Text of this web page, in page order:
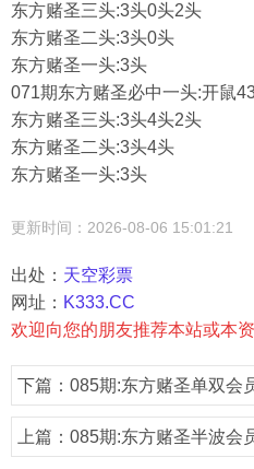
东方赌圣三头:3头0头2头
东方赌圣二头:3头0头
东方赌圣一头:3头
071期东方赌圣必中一头:开鼠
东方赌圣三头:3头4头2头
东方赌圣二头:3头4头
东方赌圣一头:3头
更新时间：2026-08-06 15:01:21
出处： 天空彩票
网址： K333.CC
欢迎向您的朋友推荐本站或本
下篇： 085期:东方赌圣单双会
上篇： 085期:东方赌圣半波会